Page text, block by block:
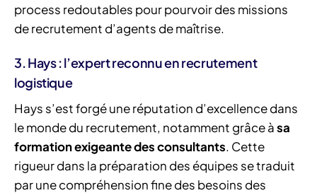
process redoutables pour pourvoir des missions
de recrutement d’agents de maîtrise.
3. Hays : l’expert reconnu en recrutement
logistique
Hays s’est forgé une réputation d’excellence dans
le monde du recrutement, notamment grâce àsa
formation exigeante des consultants. Cette
rigueur dans la préparation des équipes se traduit
par une compréhension fine des besoins des